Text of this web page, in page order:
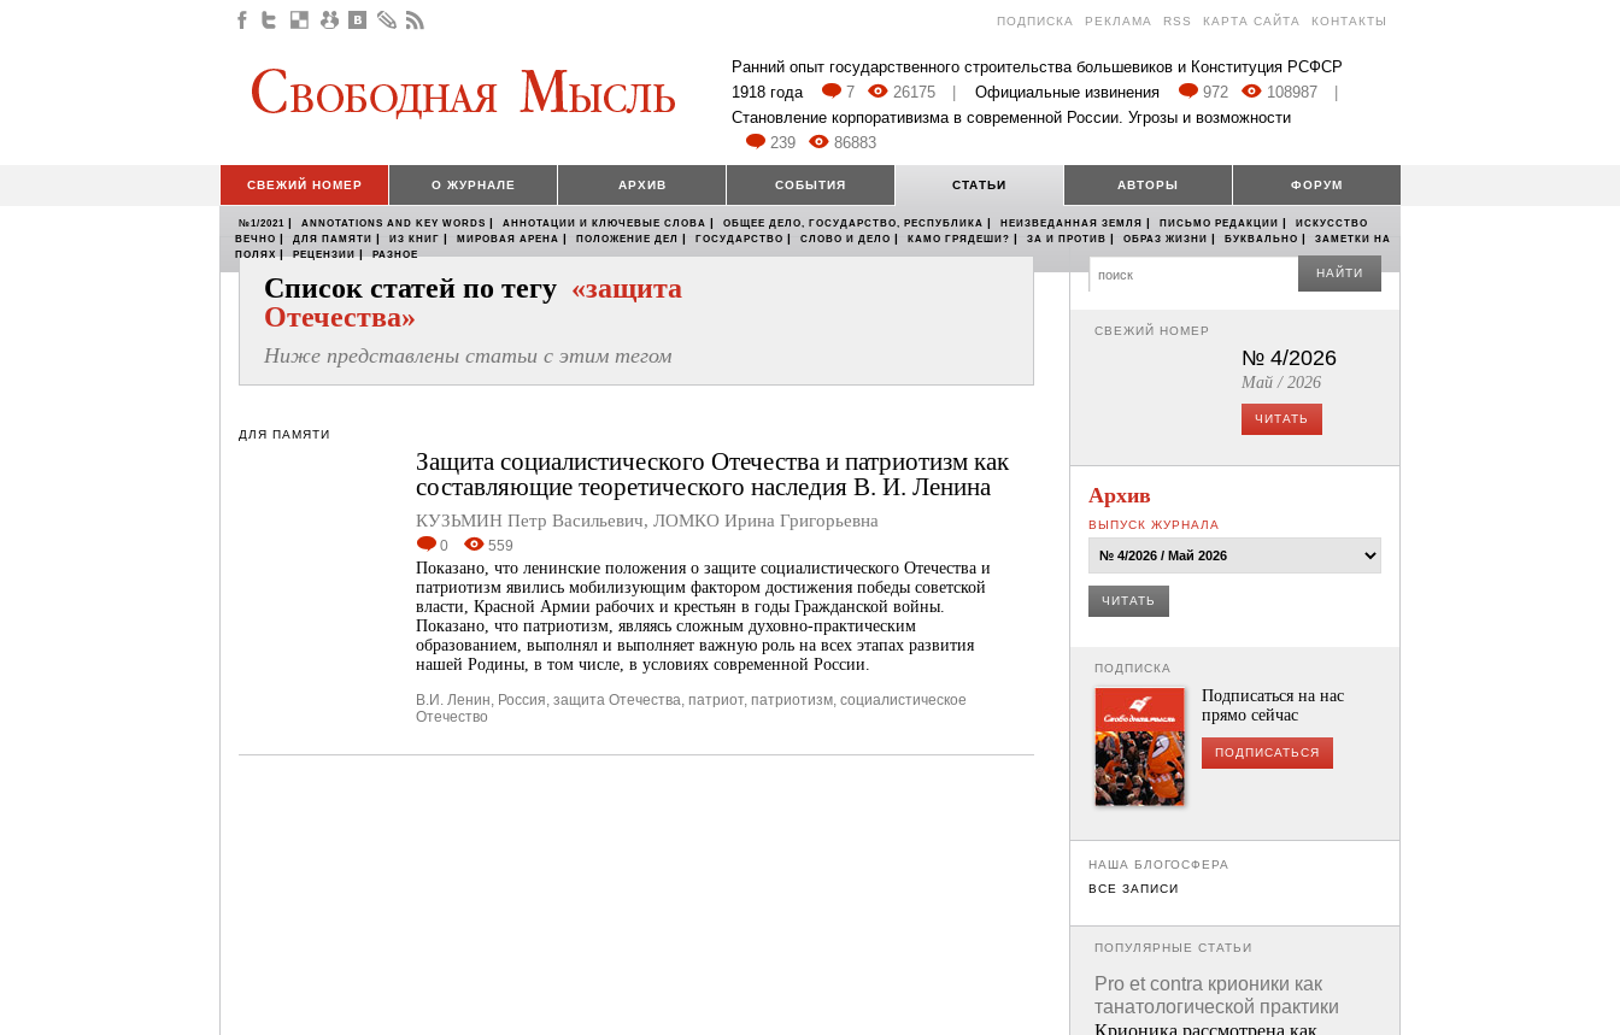
ПОДПИСКА РЕКЛАМА RSS КАРТА САЙТА КОНТАКТЫ
Ранний опыт государственного строительства большевиков и Конституция РСФСР
1918 года
7 26175 Официальные извинения 972 108987
Становление корпоративизма в современной России. Угрозы и возможности
239
86883
СВЕЖИЙ НОМЕР О ЖУРНАЛЕ АРХИВ СОБЫТИЯ СТАТЬИ АВТОРЫ ФОРУМ
№1/2021 | ANNOTATIONS AND KEY WORDS | АННОТАЦИИ И КЛЮЧЕВЫЕ СЛОВА | ОБЩЕЕ ДЕЛО, ГОСУДАРСТВО, РЕСПУБЛИКА | НЕИЗВЕДАННАЯ ЗЕМЛЯ | ПИСЬМО РЕДАКЦИИ |
ИСКУССТВО
ВЕЧНО | ДЛЯ ПАМЯТИ | ИЗ КНИГ | МИРОВАЯ АРЕНА | ПОЛОЖЕНИЕ ДЕЛ | ГОСУДАРСТВО | СЛОВО И ДЕЛО | КАМО ГРЯДЕШИ? | ЗА И ПРОТИВ | ОБРАЗ ЖИЗНИ | БУКВАЛЬНО |
ЗАМЕТКИ НА
ПОЛЯХ | РЕЦЕНЗИИ | РАЗНОЕ
Список статей по тегу «защита
Отечества»
Ниже представлены статьи с этим тегом
ДЛЯ ПАМЯТИ
Защита социалистического Отечества и патриотизм как
составляющие теоретического наследия В. И. Ленина
КУЗЬМИН Петр Васильевич, ЛОМКО Ирина Григорьевна
0 559
Показано, что ленинские положения о защите социалистического Отечества и
патриотизм явились мобилизующим фактором достижения победы советской
власти, Красной Армии рабочих и крестьян в годы Гражданской войны.
Показано, что патриотизм, являясь сложным духовно-практическим
образованием, выполнял и выполняет важную роль на всех этапах развития
нашей Родины, в том числе, в условиях современной России.
В.И. Ленин, Россия, защита Отечества, патриот, патриотизм, социалистическое
Отечество
НАЙТИ
СВЕЖИЙ НОМЕР
№ 4/2026
Май / 2026
ЧИТАТЬ
Архив
ВЫПУСК ЖУРНАЛА
ЧИТАТЬ
ПОДПИСКА
Подписаться на нас
прямо сейчас
ПОДПИСАТЬСЯ
НАША БЛОГОСФЕРА
ВСЕ ЗАПИСИ
ПОПУЛЯРНЫЕ СТАТЬИ
Pro et contra крионики как
танатологической практики